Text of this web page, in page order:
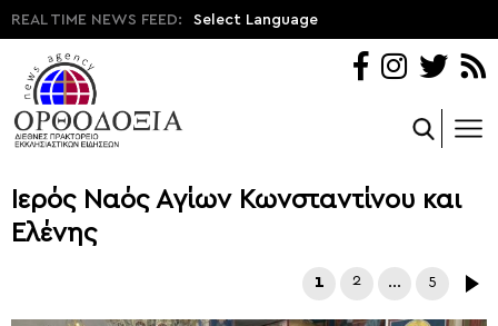
REAL TIME NEWS FEED: Select Language
Ιερός Ναός Αγίων Κωνσταντίνου και
Ελένης
1 2 … 5